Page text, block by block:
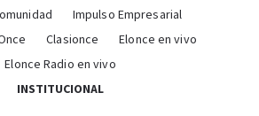
Impulso Empresarial
Clasionce
Elonce en vivo
Elonce Radio en vivo
INSTITUCIONAL